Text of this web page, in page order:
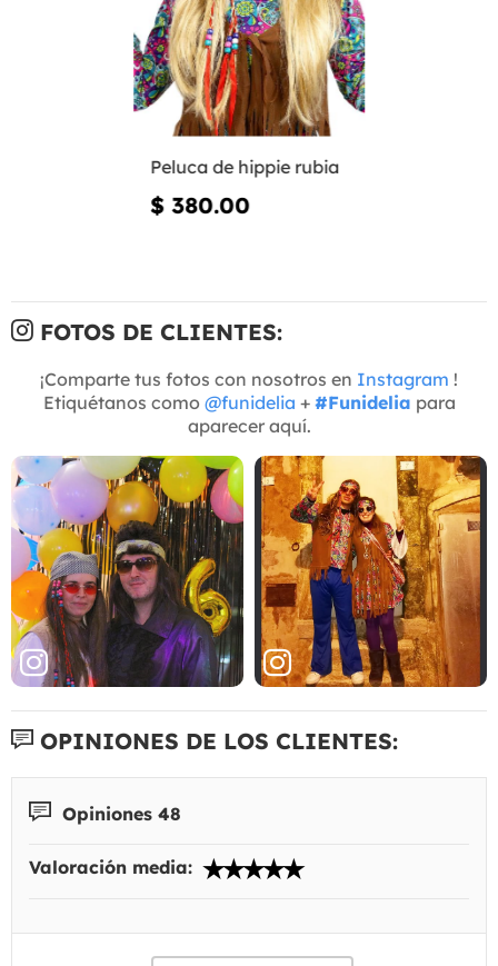
Peluca de hippie rubia
$ 380.00
FOTOS DE CLIENTES:
¡Comparte tus fotos con nosotros en Instagram !
Etiquétanos como @funidelia + #Funidelia para
aparecer aquí.
OPINIONES DE LOS CLIENTES:
Opiniones 48
Valoración media: